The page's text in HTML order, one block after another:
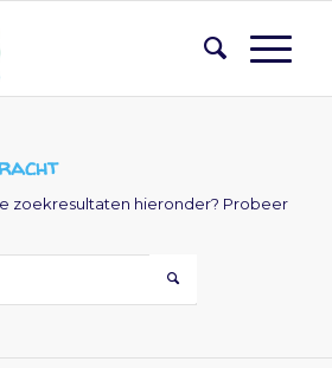
zoekresultaten hieronder? Probeer